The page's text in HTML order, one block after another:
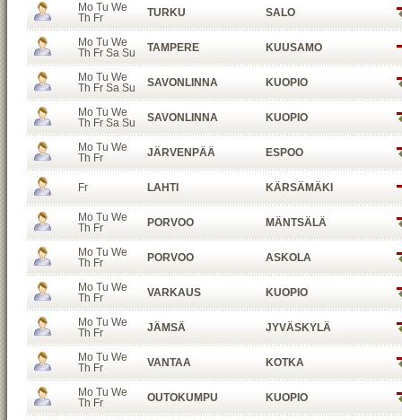
Mo Tu We
Th Fr
TURKU SALO
Mo Tu We
Th Fr Sa Su
TAMPERE KUUSAMO
Mo Tu We
Th Fr Sa Su
SAVONLINNA KUOPIO
Mo Tu We
Th Fr Sa Su
SAVONLINNA KUOPIO
Mo Tu We
Th Fr
JÄRVENPÄÄ ESPOO
Fr LAHTI KÄRSÄMÄKI
Mo Tu We
Th Fr
PORVOO MÄNTSÄLÄ
Mo Tu We
Th Fr
PORVOO ASKOLA
Mo Tu We
Th Fr
VARKAUS KUOPIO
Mo Tu We
Th Fr
JÄMSÄ JYVÄSKYLÄ
Mo Tu We
Th Fr
VANTAA KOTKA
Mo Tu We
Th Fr
OUTOKUMPU KUOPIO